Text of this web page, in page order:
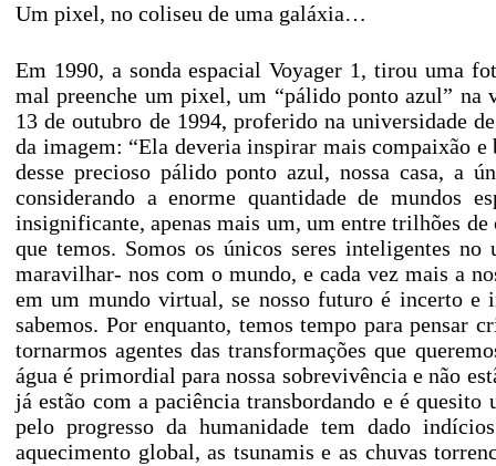
Um pixel, no coliseu de uma galáxia…
Em 1990, a sonda espacial Voyager 1, tirou uma
mal preenche um pixel, um “pálido ponto azul” na
13 de outubro de 1994, proferido na universidade
da imagem: “Ela deveria inspirar mais compaixão e
desse precioso pálido ponto azul, nossa casa, a
considerando a enorme quantidade de mundos
insignificante, apenas mais um, um entre trilhões
que temos. Somos os únicos seres inteligentes
maravilhar- nos com o mundo, e cada vez mais a
em um mundo virtual, se nosso futuro é incerto e
sabemos. Por enquanto, temos tempo para pensar
tornarmos agentes das transformações que
água é primordial para nossa sobrevivência e não
já estão com a paciência transbordando e é
pelo progresso da humanidade tem dado
aquecimento global, as tsunamis e as chuvas